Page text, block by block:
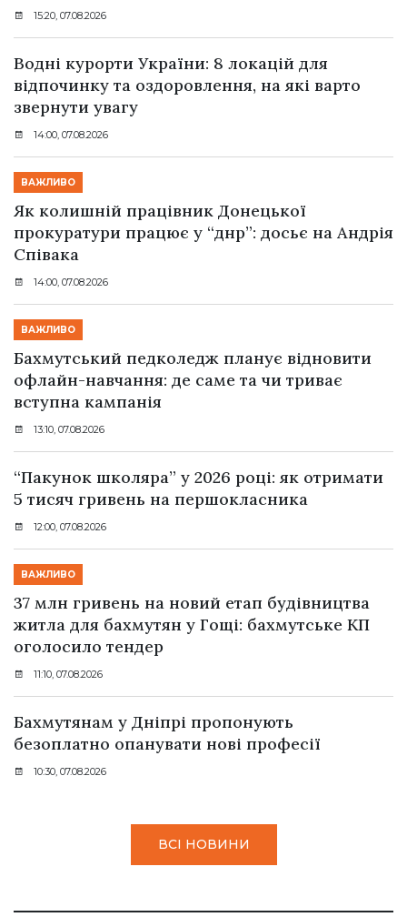
15:20, 07.08.2026
Водні курорти України: 8 локацій для
відпочинку та оздоровлення, на які варто
звернути увагу
14:00, 07.08.2026
ВАЖЛИВО
Як колишній працівник Донецької
прокуратури працює у “днр”: досьє на Андрія
Співака
14:00, 07.08.2026
ВАЖЛИВО
Бахмутський педколедж планує відновити
офлайн-навчання: де саме та чи триває
вступна кампанія
13:10, 07.08.2026
“Пакунок школяра” у 2026 році: як отримати
5 тисяч гривень на першокласника
12:00, 07.08.2026
ВАЖЛИВО
37 млн гривень на новий етап будівництва
житла для бахмутян у Гощі: бахмутське КП
оголосило тендер
11:10, 07.08.2026
Бахмутянам у Дніпрі пропонують
безоплатно опанувати нові професії
10:30, 07.08.2026
ВСІ НОВИНИ